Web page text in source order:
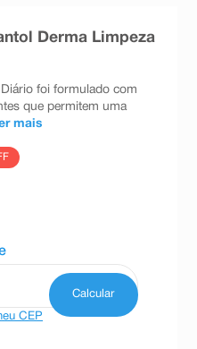
Derma Limpeza
foi formulado com
que permitem uma
mais
CEP